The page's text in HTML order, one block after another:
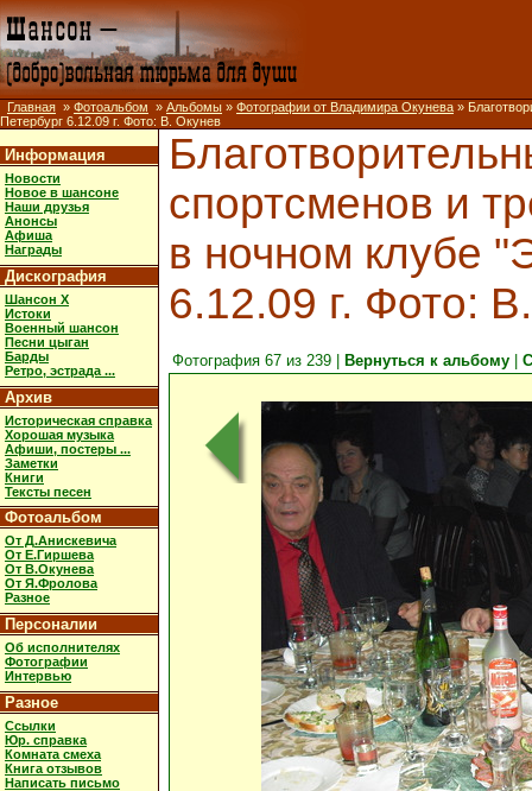
Главная » Фотоальбом » Альбомы » Фотографии от Владимира Окунева »
Петербург 6.12.09 г. Фото: В. Окунев
Информация
Новости
Новое в шансоне
Наши друзья
Анонсы
Афиша
Награды
Дискография
Шансон X
Истоки
Военный шансон
Песни цыган
Барды
Ретро, эстрада ...
Архив
Историческая справка
Хорошая музыка
Афиши, постеры ...
Заметки
Книги
Тексты песен
Фотоальбом
От Д.Анискевича
От Е.Гиршева
От В.Окунева
От Я.Фролова
Разное
Персоналии
Об исполнителях
Фотографии
Интервью
Разное
Ссылки
Юр. справка
Комната смеха
Книга отзывов
Написать письмо
спортсменов и
в ночном клубе
6.12.09 г. Фото:
Фотография 67 из 239 | Вернуться к альбому